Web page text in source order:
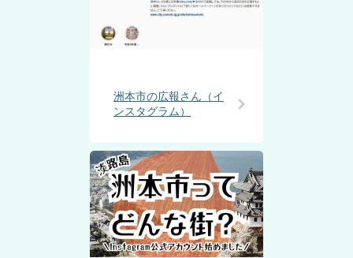
洲本市の広報さん（イ
ンスタグラム）